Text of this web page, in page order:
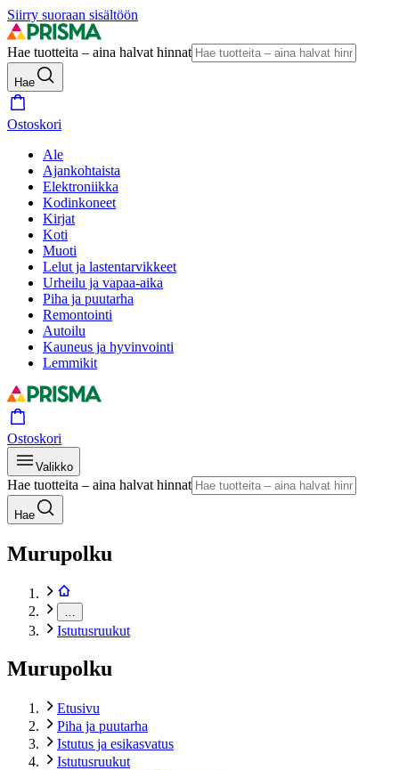
Siirry suoraan sisältöön
Hae tuotteita – aina halvat hinnat
Hae
Ostoskori
Ale
Ajankohtaista
Elektroniikka
Kodinkoneet
Kirjat
Koti
Muoti
Lelut ja lastentarvikkeet
Urheilu ja vapaa-aika
Piha ja puutarha
Remontointi
Autoilu
Kauneus ja hyvinvointi
Lemmikit
Ostoskori
Valikko
Hae tuotteita – aina halvat hinnat
Hae
Murupolku
Istutusruukut
Murupolku
Etusivu
Piha ja puutarha
Istutus ja esikasvatus
Istutusruukut